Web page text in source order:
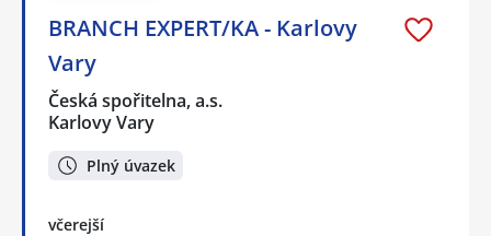
BRANCH EXPERT/KA - Karlovy
Vary
Česká spořitelna, a.s.
Karlovy Vary
Plný úvazek
včerejší